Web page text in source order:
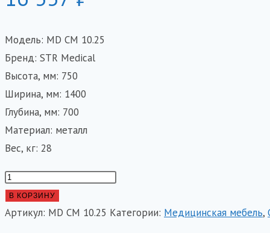
Модель: MD СМ 10.25
Бренд: STR Medical
Высота, мм: 750
Ширина, мм: 1400
Глубина, мм: 700
Материал: металл
Вес, кг: 28
Количество
товара
Стол
В КОРЗИНУ
Артикул: MD СМ 10.25 Категории: Медицинская мебель,